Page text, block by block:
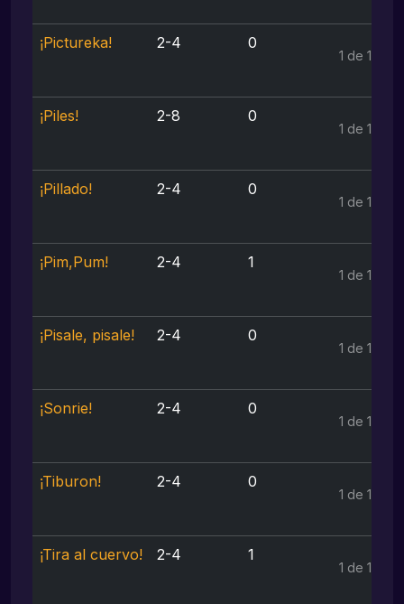
¡Pictureka! 2-4 0
1 de 1
¡Piles! 2-8 0
1 de 1
¡Pillado! 2-4 0
1 de 1
¡Pim,Pum! 2-4 1
1 de 1
¡Pisale, pisale! 2-4 0
1 de 1
¡Sonrie! 2-4 0
1 de 1
¡Tiburon! 2-4 0
1 de 1
¡Tira al cuervo! 2-4 1
1 de 1